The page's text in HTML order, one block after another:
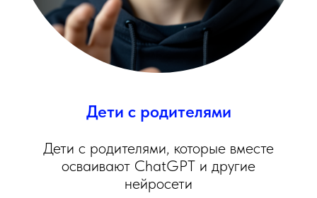
Дети с родителями
Дети с родителями, которые вместе
осваивают ChatGPT и другие
нейросети